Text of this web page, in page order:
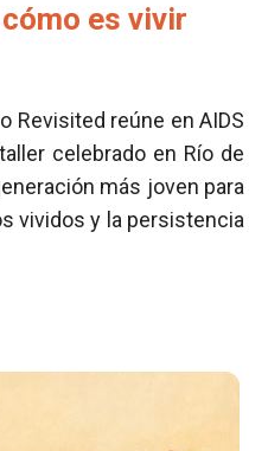
es vivir
Revisited reúne en AIDS
celebrado en Río de
más joven para
vividos y la persistencia